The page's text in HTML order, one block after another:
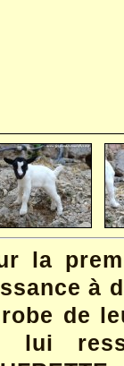
la
à
de
lui